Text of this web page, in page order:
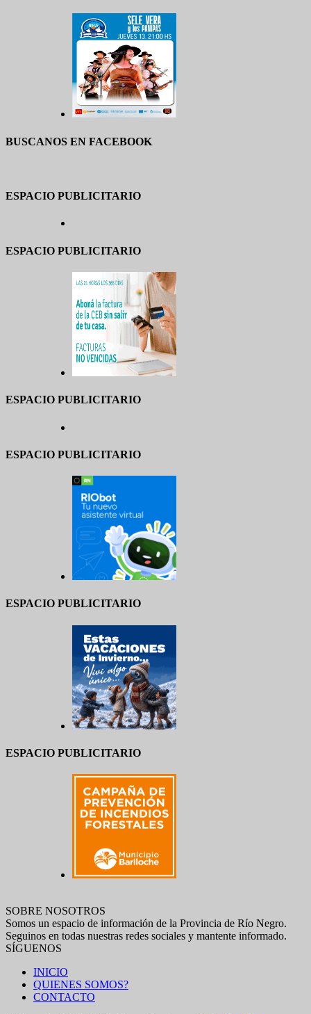
BUSCANOS EN FACEBOOK
ESPACIO PUBLICITARIO
ESPACIO PUBLICITARIO
ESPACIO PUBLICITARIO
ESPACIO PUBLICITARIO
ESPACIO PUBLICITARIO
ESPACIO PUBLICITARIO
SOBRE NOSOTROS
Somos un espacio de información de la Provincia de Río Negro.
Seguinos en todas nuestras redes sociales y mantente informado.
SÍGUENOS
INICIO
QUIENES SOMOS?
CONTACTO